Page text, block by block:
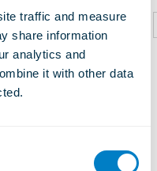
traffic and measure
share information
analytics and
it with other data